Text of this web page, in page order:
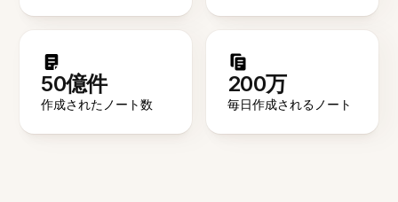
50億件
作成されたノート数
200万
毎日作成されるノート